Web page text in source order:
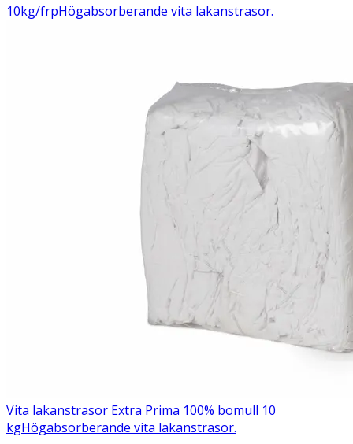
10kg/frpHögabsorberande vita lakanstrasor.
Vita lakanstrasor Extra Prima 100% bomull 10
kgHögabsorberande vita lakanstrasor.